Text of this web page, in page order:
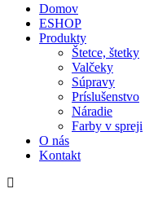
Domov
ESHOP
Produkty
Štetce, štetky
Valčeky
Súpravy
Príslušenstvo
Náradie
Farby v spreji
O nás
Kontakt